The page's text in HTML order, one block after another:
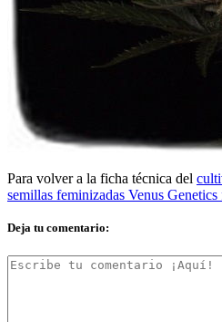
Para volver a la ficha técnica del
semillas feminizadas Venus
Deja tu comentario: